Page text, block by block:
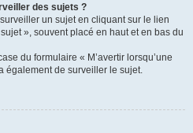
des sujets ?
un sujet en cliquant sur le lien
», souvent placé en haut et en bas du
du formulaire « M’avertir lorsqu’une
également de surveiller le sujet.